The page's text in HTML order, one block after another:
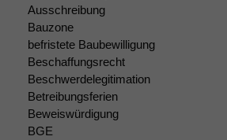
Ausschreibung
Bauzone
befristete Baubewilligung
Beschaffungsrecht
Beschwerdelegitimation
Betreibungsferien
Beweiswürdigung
BGE